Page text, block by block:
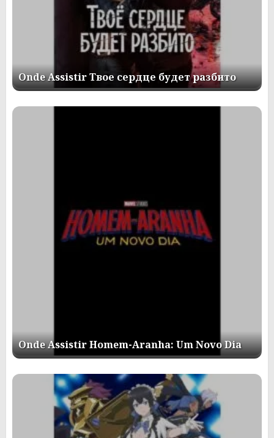
Onde Assistir Твое сердце будет разбито
Onde Assistir Homem-Aranha: Um Novo Dia